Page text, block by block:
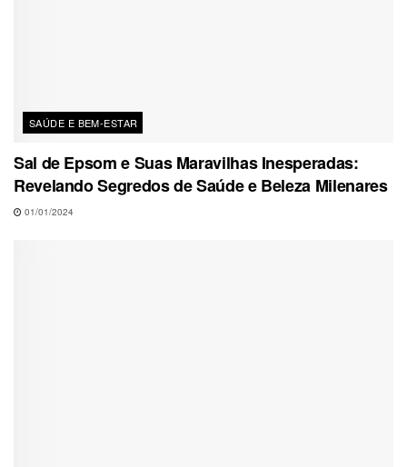
SAÚDE E BEM-ESTAR
Sal de Epsom e Suas Maravilhas Inesperadas:
Revelando Segredos de Saúde e Beleza Milenares
01/01/2024